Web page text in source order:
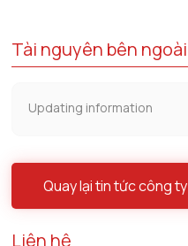
Tài nguyên bên ngoài
Updating information
Quay lại tin tức công ty
Liên hệ